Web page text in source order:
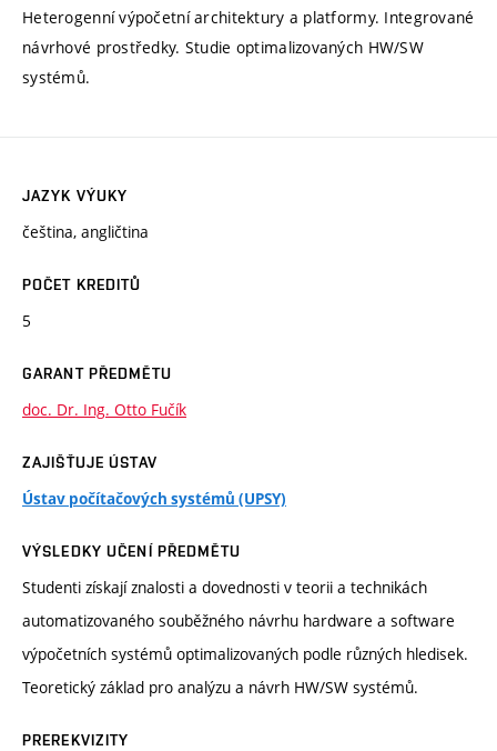
Heterogenní výpočetní architektury a platformy. Integrované
návrhové prostředky. Studie optimalizovaných HW/SW
systémů.
JAZYK VÝUKY
čeština, angličtina
POČET KREDITŮ
5
GARANT PŘEDMĚTU
doc. Dr. Ing. Otto Fučík
ZAJIŠŤUJE ÚSTAV
Ústav počítačových systémů (UPSY)
VÝSLEDKY UČENÍ PŘEDMĚTU
Studenti získají znalosti a dovednosti v teorii a technikách
automatizovaného souběžného návrhu hardware a software
výpočetních systémů optimalizovaných podle různých hledisek.
Teoretický základ pro analýzu a návrh HW/SW systémů.
PREREKVIZITY